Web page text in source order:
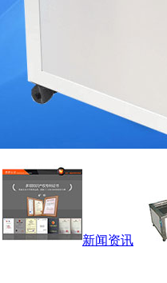
新闻资讯